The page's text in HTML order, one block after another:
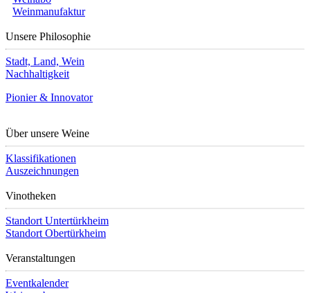
Weinmanufaktur
Unsere Philosophie
Stadt, Land, Wein
Nachhaltigkeit
Pionier & Innovator
Über unsere Weine
Klassifikationen
Auszeichnungen
Vinotheken
Standort Untertürkheim
Standort Obertürkheim
Veranstaltungen
Eventkalender